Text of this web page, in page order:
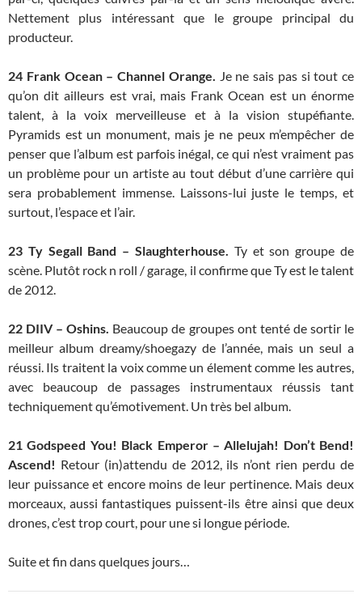
Nettement plus intéressant que le groupe principal du
producteur.
24 Frank Ocean – Channel Orange. Je ne sais pas si tout ce
qu’on dit ailleurs est vrai, mais Frank Ocean est un énorme
talent, à la voix merveilleuse et à la vision stupéfiante.
Pyramids est un monument, mais je ne peux m’empêcher de
penser que l’album est parfois inégal, ce qui n’est vraiment pas
un problème pour un artiste au tout début d’une carrière qui
sera probablement immense. Laissons-lui juste le temps, et
surtout, l’espace et l’air.
23 Ty Segall Band – Slaughterhouse. Ty et son groupe de
scène. Plutôt rock n roll / garage, il confirme que Ty est le talent
de 2012.
22 DIIV – Oshins. Beaucoup de groupes ont tenté de sortir le
meilleur album dreamy/shoegazy de l’année, mais un seul a
réussi. Ils traitent la voix comme un élement comme les autres,
avec beaucoup de passages instrumentaux réussis tant
techniquement qu’émotivement. Un très bel album.
21Godspeed You! Black Emperor – Allelujah! Don’t Bend!
Ascend! Retour (in)attendu de 2012, ils n’ont rien perdu de
leur puissance et encore moins de leur pertinence. Mais deux
morceaux, aussi fantastiques puissent-ils être ainsi que deux
drones, c’est trop court, pour une si longue période.
Suite et fin dans quelques jours…